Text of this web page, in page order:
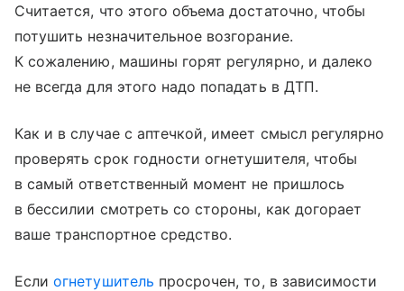
Считается, что этого объема достаточно, чтобы
потушить незначительное возгорание.
К сожалению, машины горят регулярно, и далеко
не всегда для этого надо попадать в ДТП.
Как и в случае с аптечкой, имеет смысл регулярно
проверять срок годности огнетушителя, чтобы
в самый ответственный момент не пришлось
в бессилии смотреть со стороны, как догорает
ваше транспортное средство.
Еслиогнетушитель просрочен, то, в зависимости